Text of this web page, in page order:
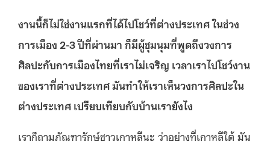
งานนี้ก็ไม่ใช่งานแรกที่ได้ไปโชว์ที่ต่างประเทศในช่วง
การเมือง 2-3ปีที่ผ่านมา ก็มีผู้ชุมนุมที่พูดถึงวงการ
ศิลปะกับการเมืองไทยที่เราไม่เจริญ เวลาเราไปโชว์งาน
ของเราที่ต่างประเทศมันทําให้เราเห็นวงการศิลปะใน
ต่างประเทศ เปรียบเทียบกับบ้านเรายังไง
เราก็ถามภัณฑารักษ์ชาวเกาหลีนะ ว่าอย่างที่เกาหลีใต้ มัน